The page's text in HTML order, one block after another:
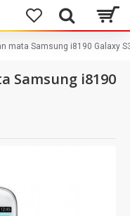
mata Samsung i8190 Galaxy
Samsung i8190